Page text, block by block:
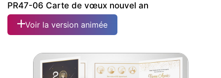
PR47-06 Carte de vœux nouvel an
Voir la version animée